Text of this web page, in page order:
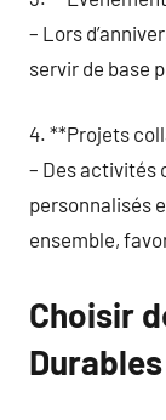
– Lors
servir de base
4. **Projets
– Des activités
personnalisés
ensemble,
Choisir
Durables